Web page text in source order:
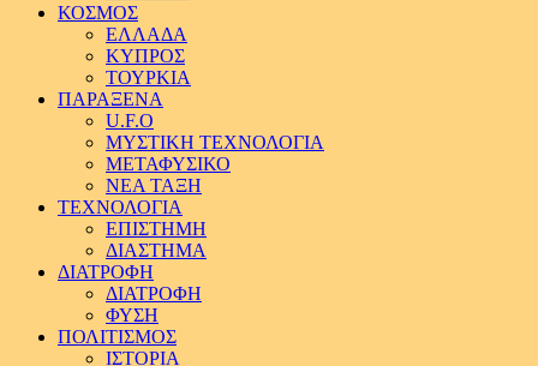
ΚΟΣΜΟΣ
ΕΛΛΑΔΑ
ΚΥΠΡΟΣ
ΤΟΥΡΚΙΑ
ΠΑΡΑΞΕΝΑ
U.F.O
ΜΥΣΤΙΚΗ ΤΕΧΝΟΛΟΓΙΑ
ΜΕΤΑΦΥΣΙΚΟ
ΝΕΑ ΤΑΞΗ
ΤΕΧΝΟΛΟΓΙΑ
ΕΠΙΣΤΗΜΗ
ΔΙΑΣΤΗΜΑ
ΔΙΑΤΡΟΦΗ
ΔΙΑΤΡΟΦΗ
ΦΥΣΗ
ΠΟΛΙΤΙΣΜΟΣ
ΙΣΤΟΡΙΑ